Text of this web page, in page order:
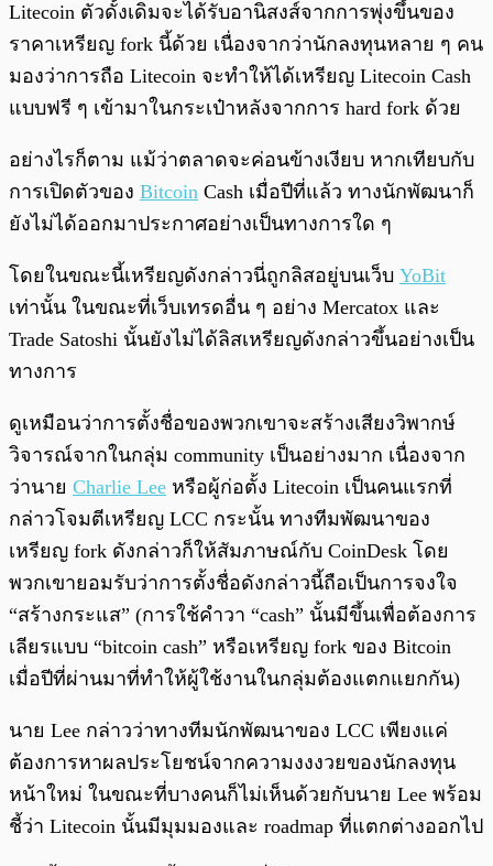
Litecoin ตัวดั้งเดิมจะได้รับอานิสงส์จากการพุ่งขึ้นของ
ราคาเหรียญ fork นี้ด้วย เนื่องจากว่านักลงทุนหลาย ๆ คน
มองว่าการถือ Litecoin จะทำให้ได้เหรียญ​ Litecoin Cash
แบบฟรี ๆ เข้ามาในกระเป๋าหลังจากการ hard fork ด้วย
อย่างไรก็ตาม แม้ว่าตลาดจะค่อนข้างเงียบ หากเทียบกับ
การเปิดตัวของ Bitcoin Cash เมื่อปีที่แล้ว ทางนักพัฒนาก็
ยังไม่ได้ออกมาประกาศอย่างเป็นทางการใด ๆ
โดยในขณะนี้เหรียญดังกล่าวนี่ถูกลิสอยู่บนเว็บ YoBit
เท่านั้น ในขณะที่เว็บเทรดอื่น ๆ อย่าง Mercatox และ
Trade Satoshi นั้นยังไม่ได้ลิสเหรียญดังกล่าวขึ้นอย่างเป็น
ทางการ
ดูเหมือนว่าการตั้งชื่อของพวกเขาจะสร้างเสียงวิพากษ์
วิจารณ์จากในกลุ่ม community เป็นอย่างมาก เนื่องจาก
ว่านาย Charlie Lee หรือผู้ก่อตั้ง Litecoin เป็นคนแรกที่
กล่าวโจมตีเหรียญ LCC กระนั้น ทางทีมพัฒนาของ
เหรียญ fork ดังกล่าวก็ให้สัมภาษณ์กับ CoinDesk โดย
พวกเขายอมรับว่าการตั้งชื่อดังกล่าวนี้ถือเป็นการจงใจ
“สร้างกระแส” (การใช้คำวา “cash” นั้นมีขึ้นเพื่อต้องการ
เลียรแบบ “bitcoin cash” หรือเหรียญ fork ของ Bitcoin
เมื่อปีที่ผ่านมาที่ทำให้ผู้ใช้งานในกลุ่มต้องแตกแยกกัน)
นาย Lee กล่าวว่าทางทีมนักพัฒนาของ LCC เพียงแค่
ต้องการหาผลประโยชน์จากความงงงวยของนักลงทุน
หน้าใหม่ ในขณะที่บางคนก็ไม่เห็นด้วยกับนาย Lee พร้อม
ชี้ว่า Litecoin นั้นมีมุมมองและ roadmap ที่แตกต่างออกไป